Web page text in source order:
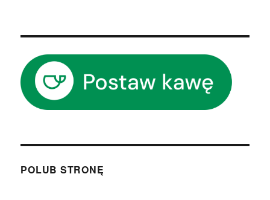
POLUB STRONĘ